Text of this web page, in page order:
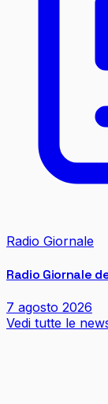
Radio Giornale
Radio Giornale
7 agosto 2026
Vedi tutte le